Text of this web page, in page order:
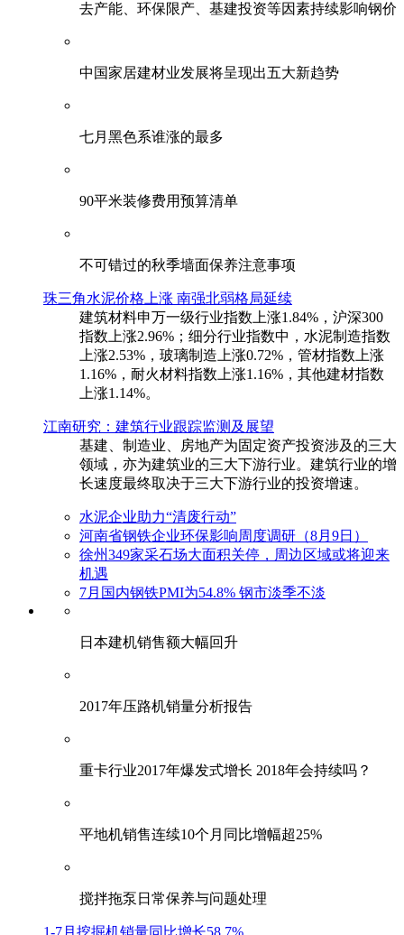
去产能、环保限产、基建投资等因素持续影响钢价
中国家居建材业发展将呈现出五大新趋势
七月黑色系谁涨的最多
90平米装修费用预算清单
不可错过的秋季墙面保养注意事项
珠三角水泥价格上涨 南强北弱格局延续
建筑材料申万一级行业指数上涨1.84%，沪深300
指数上涨2.96%；细分行业指数中，水泥制造指数
上涨2.53%，玻璃制造上涨0.72%，管材指数上涨
1.16%，耐火材料指数上涨1.16%，其他建材指数
上涨1.14%。
江南研究：建筑行业跟踪监测及展望
基建、制造业、房地产为固定资产投资涉及的三大
领域，亦为建筑业的三大下游行业。建筑行业的增
长速度最终取决于三大下游行业的投资增速。
水泥企业助力“清废行动”
河南省钢铁企业环保影响周度调研（8月9日）
徐州349家采石场大面积关停，周边区域或将迎来
机遇
7月国内钢铁PMI为54.8% 钢市淡季不淡
日本建机销售额大幅回升
2017年压路机销量分析报告
重卡行业2017年爆发式增长 2018年会持续吗？
平地机销售连续10个月同比增幅超25%
搅拌拖泵日常保养与问题处理